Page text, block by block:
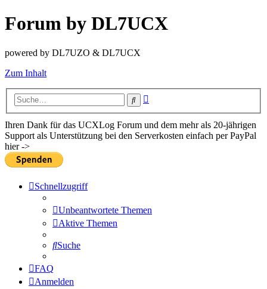
Forum by DL7UCX
powered by DL7UZO & DL7UCX
Zum Inhalt
Suche
Ihren Dank für das UCXLog Forum und dem mehr als 20-jährigen
Support als Unterstützung bei den Serverkosten einfach per PayPal
hier ->
Schnellzugriff
Unbeantwortete Themen
Aktive Themen
Suche
FAQ
Anmelden